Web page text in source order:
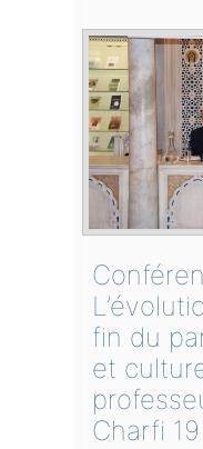
fin du
et
Charfi